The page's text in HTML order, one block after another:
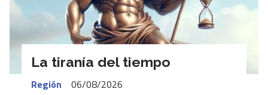
La tiranía del tiempo
Región
06/08/2026